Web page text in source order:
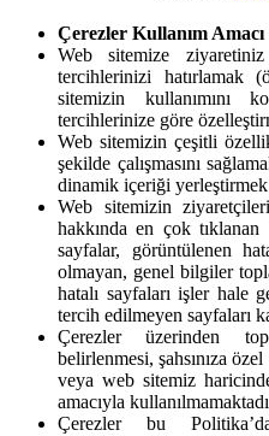
Çerezler Kullanım Amacı
Web sitemize
tercihlerinizi hatırlamak
sitemizin kullanımını
tercihlerinize göre
Web sitemizin çeşitli
şekilde çalışmasını
dinamik içeriği
Web sitemizin
hakkında en çok
sayfalar, görüntülenen
olmayan, genel bilgiler
hatalı sayfaları işler hale
tercih edilmeyen sayfaları
Çerezler üzerinden
belirlenmesi, şahsınıza
veya web sitemiz
amacıyla
Çerezler bu